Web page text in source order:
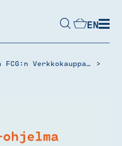
EN
Tervetuloa FCG:n Verkkokauppaan >